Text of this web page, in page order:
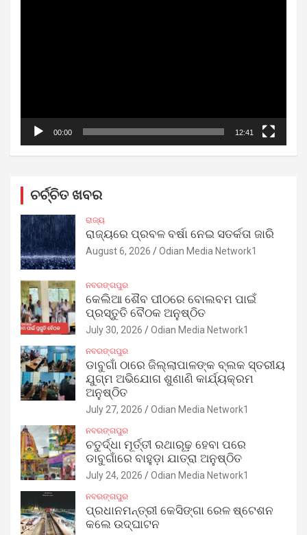
00:00 12:41
ଚର୍ଚ୍ଚିତ ଖବର
ରାଜ୍ୟ
ରାଜ୍ୟରେ ପ୍ରବଳ ବର୍ଷା ନେଇ ସତର୍କତା ଜାରି
August 6, 2026 Odian Media Network1
ନବରଙ୍ଗପୁର
କେଲିଆ ଶୈବ ପୀଠରେ ବୋଲବମ ପାଇଁ
ପ୍ରସ୍ତୁତି ବୈଠକ ଅନୁଷ୍ଠିତ
July 30, 2026 Odian Media Network1
ନବରଙ୍ଗପୁର
ଡାବୁଗାଁ ଠାରେ ଜିଲ୍ଲାପାଳଙ୍କ ବ୍ଲକ ସ୍ତରୀୟ
ଯୁଗ୍ମ ଅଭିଯୋଗ ଶୁଣାଣି କାର୍ଯ୍ୟକ୍ରମ
ଅନୁଷ୍ଠିତ
July 27, 2026 Odian Media Network1
ନବରଙ୍ଗପୁର
ଚତୁର୍ଦ୍ଧା ମୂର୍ତ୍ତୀ ରଥାରୂଢ଼ ହେବା ପରେ
ଡାବୁଗାଁରେ ବାହୁଡ଼ା ଯାତ୍ରା ଅନୁଷ୍ଠିତ
July 24, 2026 Odian Media Network1
ନବରଙ୍ଗପୁର
ପ୍ରଧାନମନ୍ତ୍ରୀ କେସିଙ୍ଗା ରେଳ ଷ୍ଟେଶନ
କଲେ ଉଦ୍‌ଘାଟନ